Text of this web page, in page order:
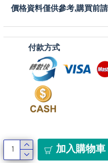
價格資料僅供參考,購買前
付款方式
加入購物車